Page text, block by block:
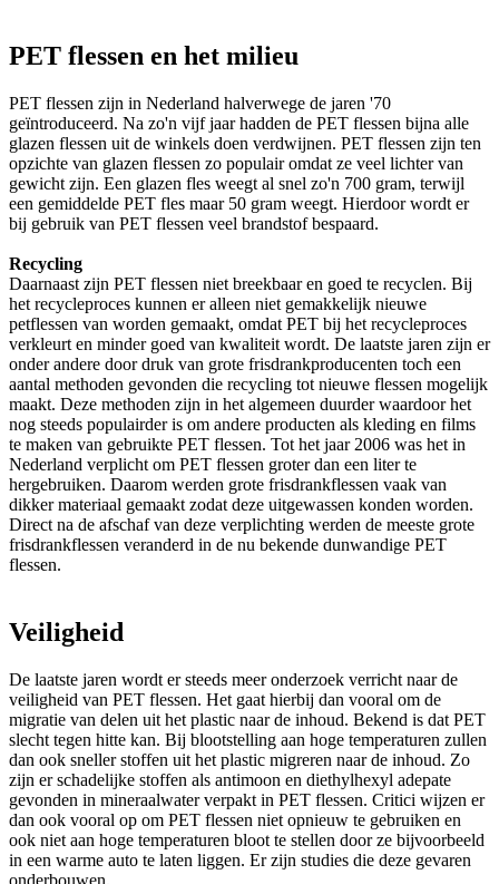
PET flessen en het milieu
PET flessen zijn in Nederland halverwege de jaren '70
geïntroduceerd. Na zo'n vijf jaar hadden de PET flessen bijna alle
glazen flessen uit de winkels doen verdwijnen. PET flessen zijn ten
opzichte van glazen flessen zo populair omdat ze veel lichter van
gewicht zijn. Een glazen fles weegt al snel zo'n 700 gram, terwijl
een gemiddelde PET fles maar 50 gram weegt. Hierdoor wordt er
bij gebruik van PET flessen veel brandstof bespaard.
Recycling
Daarnaast zijn PET flessen niet breekbaar en goed te recyclen. Bij
het recycleproces kunnen er alleen niet gemakkelijk nieuwe
petflessen van worden gemaakt, omdat PET bij het recycleproces
verkleurt en minder goed van kwaliteit wordt. De laatste jaren zijn er
onder andere door druk van grote frisdrankproducenten toch een
aantal methoden gevonden die recycling tot nieuwe flessen mogelijk
maakt. Deze methoden zijn in het algemeen duurder waardoor het
nog steeds populairder is om andere producten als kleding en films
te maken van gebruikte PET flessen. Tot het jaar 2006 was het in
Nederland verplicht om PET flessen groter dan een liter te
hergebruiken. Daarom werden grote frisdrankflessen vaak van
dikker materiaal gemaakt zodat deze uitgewassen konden worden.
Direct na de afschaf van deze verplichting werden de meeste grote
frisdrankflessen veranderd in de nu bekende dunwandige PET
flessen.
Veiligheid
De laatste jaren wordt er steeds meer onderzoek verricht naar de
veiligheid van PET flessen. Het gaat hierbij dan vooral om de
migratie van delen uit het plastic naar de inhoud. Bekend is dat PET
slecht tegen hitte kan. Bij blootstelling aan hoge temperaturen zullen
dan ook sneller stoffen uit het plastic migreren naar de inhoud. Zo
zijn er schadelijke stoffen als antimoon en diethylhexyl adepate
gevonden in mineraalwater verpakt in PET flessen. Critici wijzen er
dan ook vooral op om PET flessen niet opnieuw te gebruiken en
ook niet aan hoge temperaturen bloot te stellen door ze bijvoorbeeld
in een warme auto te laten liggen. Er zijn studies die deze gevaren